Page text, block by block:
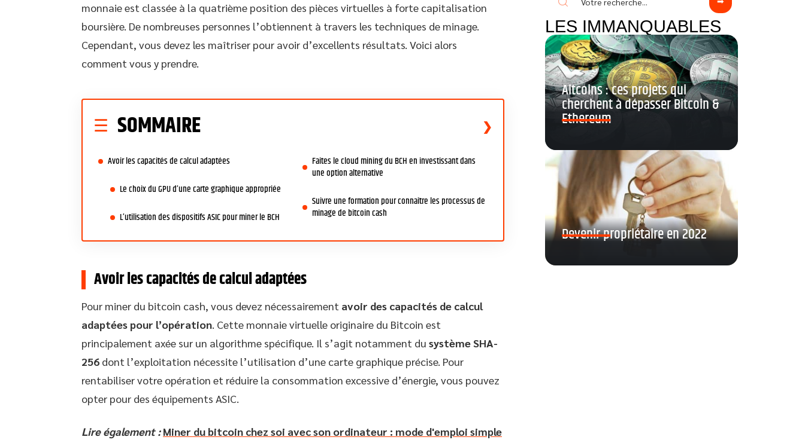
monnaie est classée à la quatrième position des pièces virtuelles à forte capitalisation
boursière. De nombreuses personnes l’obtiennent à travers les techniques de minage.
Cependant, vous devez les maîtriser pour avoir d’excellents résultats. Voici alors
comment vous y prendre.
SOMMAIRE
Avoir les capacités de calcul adaptées
Le choix du GPU d’une carte graphique appropriée
L’utilisation des dispositifs ASIC pour miner le BCH
Faites le cloud mining du BCH en investissant dans
une option alternative
Suivre une formation pour connaître les processus de
minage de bitcoin cash
Avoir les capacités de calcul adaptées
Pour miner du bitcoin cash, vous devez nécessairement avoir des capacités de calcul
adaptées pour l’opération. Cette monnaie virtuelle originaire du Bitcoin est
principalement axée sur un algorithme spécifique. Il s’agit notamment du système SHA-
256 dont l’exploitation nécessite l’utilisation d’une carte graphique précise. Pour
rentabiliser votre opération et réduire la consommation excessive d’énergie, vous pouvez
opter pour des équipements ASIC.
Lire également : Miner du bitcoin chez soi avec son ordinateur : mode d'emploi simple
LES IMMANQUABLES
Altcoins : ces projets qui
cherchent à dépasser Bitcoin &
Ethereum
Devenir propriétaire en 2022